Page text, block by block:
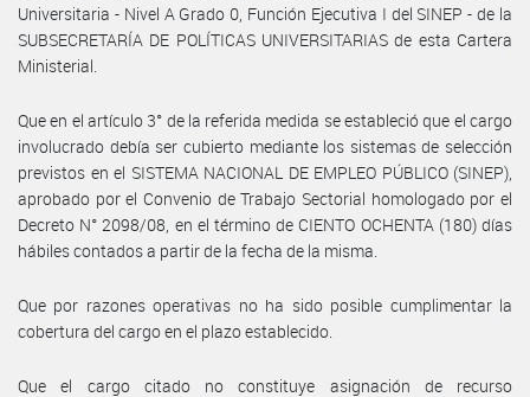
Universitaria - Nivel A Grado 0, Función Ejecutiva I del SINEP - de la
SUBSECRETARÍA DE POLÍTICAS UNIVERSITARIAS de esta Cartera
Ministerial.
Que en el artículo 3° de la referida medida se estableció que el cargo
involucrado debía ser cubierto mediante los sistemas de selección
previstos en el SISTEMA NACIONAL DE EMPLEO PÚBLICO (SINEP),
aprobado por el Convenio de Trabajo Sectorial homologado por el
Decreto N° 2098/08, en el término de CIENTO OCHENTA (180) días
hábiles contados a partir de la fecha de la misma.
Que por razones operativas no ha sido posible cumplimentar la
cobertura del cargo en el plazo establecido.
Que el cargo citado no constituye asignación de recurso